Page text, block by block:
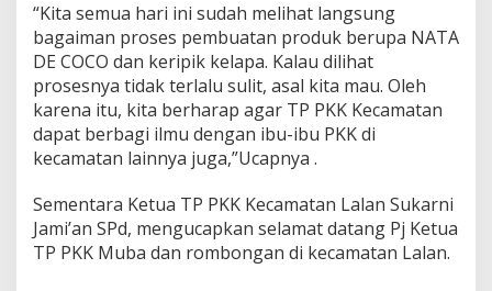
“Kita semua hari ini sudah melihat langsung
bagaiman proses pembuatan produk berupa NATA
DE COCO dan keripik kelapa. Kalau dilihat
prosesnya tidak terlalu sulit, asal kita mau. Oleh
karena itu, kita berharap agar TP PKK Kecamatan
dapat berbagi ilmu dengan ibu-ibu PKK di
kecamatan lainnya juga,”Ucapnya .
Sementara Ketua TP PKK Kecamatan Lalan Sukarni
Jami’an SPd, mengucapkan selamat datang Pj Ketua
TP PKK Muba dan rombongan di kecamatan Lalan.